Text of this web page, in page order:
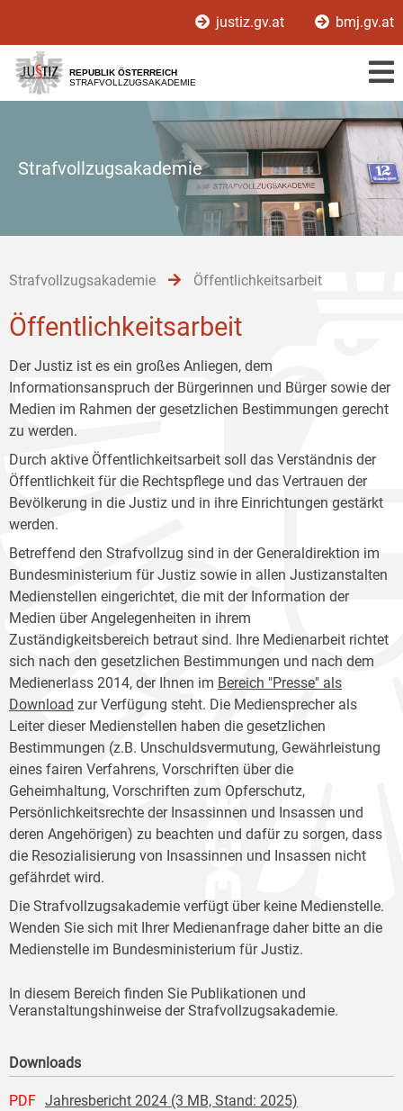
[1]
[2]
[3]
justiz.gv.at bmj.gv.at
REPUBLIK ÖSTERREICH
STRAFVOLLZUGSAKADEMIE
Strafvollzugsakademie
Strafvollzugsakademie Öffentlichkeitsarbeit
Öffentlichkeitsarbeit
Der Justiz ist es ein großes Anliegen, dem
Informationsanspruch der Bürgerinnen und Bürger sowie der
Medien im Rahmen der gesetzlichen Bestimmungen gerecht
zu werden.
Durch aktive Öffentlichkeitsarbeit soll das Verständnis der
Öffentlichkeit für die Rechtspflege und das Vertrauen der
Bevölkerung in die Justiz und in ihre Einrichtungen gestärkt
werden.
Betreffend den Strafvollzug sind in der Generaldirektion im
Bundesministerium für Justiz sowie in allen Justizanstalten
Medienstellen eingerichtet, die mit der Information der
Medien über Angelegenheiten in ihrem
Zuständigkeitsbereich betraut sind. Ihre Medienarbeit richtet
sich nach den gesetzlichen Bestimmungen und nach dem
Medienerlass 2014, der Ihnen im Bereich "Presse" als
Download zur Verfügung steht. Die Mediensprecher als
Leiter dieser Medienstellen haben die gesetzlichen
Bestimmungen (z.B. Unschuldsvermutung, Gewährleistung
eines fairen Verfahrens, Vorschriften über die
Geheimhaltung, Vorschriften zum Opferschutz,
Persönlichkeitsrechte der Insassinnen und Insassen und
deren Angehörigen) zu beachten und dafür zu sorgen, dass
die Resozialisierung von Insassinnen und Insassen nicht
gefährdet wird.
Die Strafvollzugsakademie verfügt über keine Medienstelle.
Wenden Sie sich mit Ihrer Medienanfrage daher bitte an die
Medienstelle im Bundesministerium für Justiz.
In diesem Bereich finden Sie Publikationen und
Veranstaltungshinweise der Strafvollzugsakademie.
Downloads
PDF Jahresbericht 2024 (3 MB, Stand: 2025)